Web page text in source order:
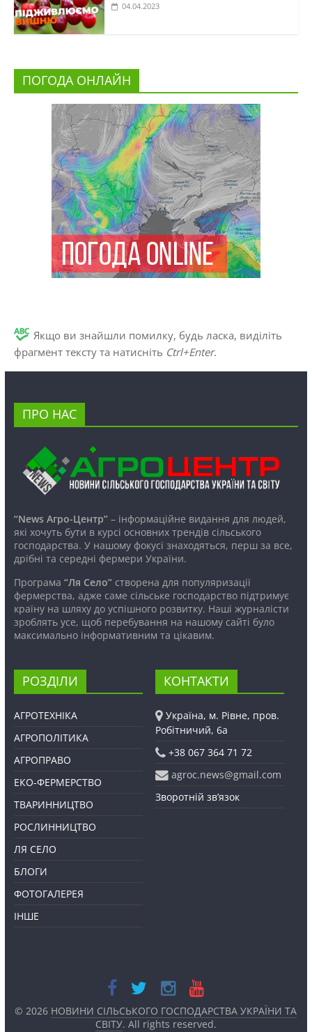
04.04.2023
ПОГОДА ОНЛАЙН
Якщо ви знайшли помилку, будь ласка, виділіть
фрагмент тексту та натисніть Ctrl+Enter.
ПРО НАС
“News Агро-Центр”– інформаційне видання для людей,
які хочуть бути в курсі основних трендів сільського
господарства. У нашому фокусі знаходяться, перш за все,
дрібні та середні фермери України.
Програма “Ля Село”створена для популяризації
фермерства, адже саме сільське господарство підтримує
країну на шляху до успішного розвитку. Наші журналісти
зроблять усе, щоб перебування на нашому сайті було
максимально інформативним та цікавим.
РОЗДІЛИ
АГРОТЕХНІКА
АГРОПОЛІТИКА
АГРОПРАВО
ЕКО-ФЕРМЕРСТВО
ТВАРИННИЦТВО
РОСЛИННИЦТВО
ЛЯ СЕЛО
БЛОГИ
ФОТОГАЛЕРЕЯ
ІНШЕ
КОНТАКТИ
Україна, м. Рівне, пров.
Робітничий, 6а
+38 067 364 71 72
agroc.news@gmail.com
Зворотній зв’язок
© 2026 НОВИНИ СІЛЬСЬКОГО ГОСПОДАРСТВА УКРАЇНИ ТА
СВІТУ. All rights reserved.